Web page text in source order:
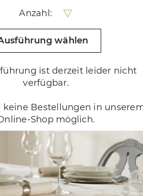
Anzahl:
wählen
ist derzeit leider nicht
verfügbar.
Bestellungen in
Shop möglich.